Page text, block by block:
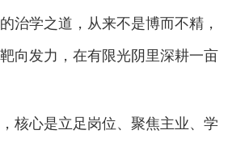
治学之道，从来不是博而不精，
向发力，在有限光阴里深耕一亩
核心是立足岗位、聚焦主业、学